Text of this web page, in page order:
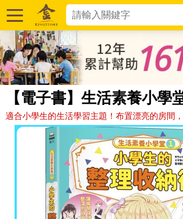
【電子書】生活素養小學
適合小學生的生活學習主題！布置漂亮的房間